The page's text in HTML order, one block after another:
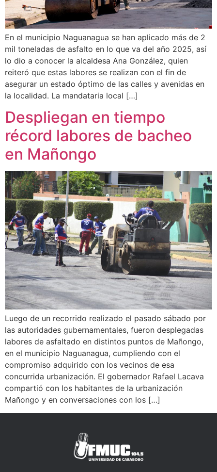
En el municipio Naguanagua se han aplicado más de 2
mil toneladas de asfalto en lo que va del año 2025, así
lo dio a conocer la alcaldesa Ana González, quien
reiteró que estas labores se realizan con el fin de
asegurar un estado óptimo de las calles y avenidas en
la localidad. La mandataria local […]
Despliegan en tiempo
récord labores de bacheo
en Mañongo
Luego de un recorrido realizado el pasado sábado por
las autoridades gubernamentales, fueron desplegadas
labores de asfaltado en distintos puntos de Mañongo,
en el municipio Naguanagua, cumpliendo con el
compromiso adquirido con los vecinos de esa
concurrida urbanización. El gobernador Rafael Lacava
compartió con los habitantes de la urbanización
Mañongo y en conversaciones con los […]